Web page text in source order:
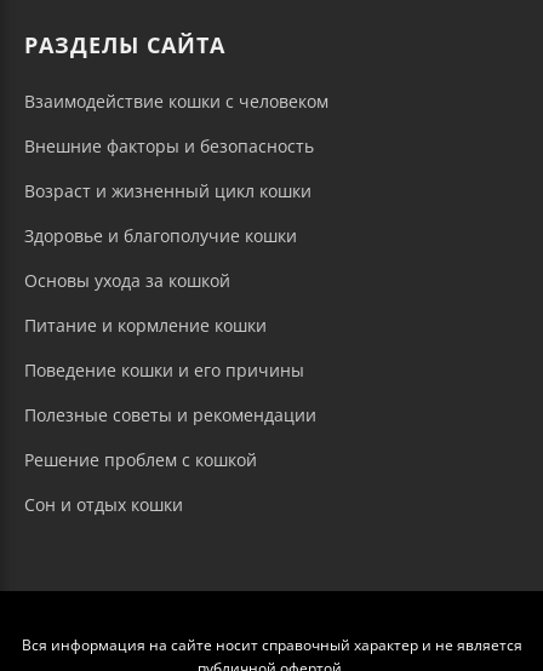
РАЗДЕЛЫ САЙТА
Взаимодействие кошки с человеком
Внешние факторы и безопасность
Возраст и жизненный цикл кошки
Здоровье и благополучие кошки
Основы ухода за кошкой
Питание и кормление кошки
Поведение кошки и его причины
Полезные советы и рекомендации
Решение проблем с кошкой
Сон и отдых кошки
Вся информация на сайте носит справочный характер и не является